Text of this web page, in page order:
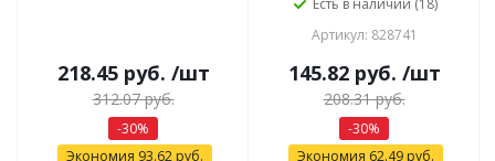
218.45руб. /шт
312.07руб.
-30%
Экономия 93.62 руб.
Есть в наличии (18)
Артикул: 828741
145.82руб. /шт
208.31руб.
-30%
Экономия 62.49 руб.